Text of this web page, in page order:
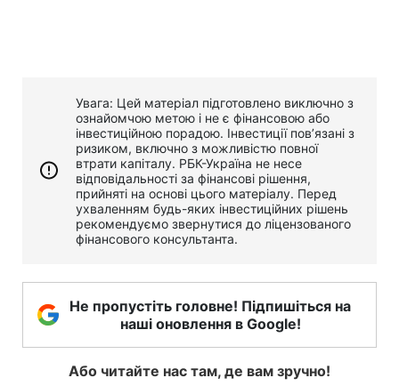
Увага: Цей матеріал підготовлено виключно з
ознайомчою метою і не є фінансовою або
інвестиційною порадою. Інвестиції пов’язані з
ризиком, включно з можливістю повної
втрати капіталу. РБК-Україна не несе
відповідальності за фінансові рішення,
прийняті на основі цього матеріалу. Перед
ухваленням будь-яких інвестиційних рішень
рекомендуємо звернутися до ліцензованого
фінансового консультанта.
Не пропустіть головне! Підпишіться на
наші оновлення в Google!
Або читайте нас там, де вам зручно!